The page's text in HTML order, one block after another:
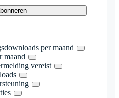
per maand
maand
vereist